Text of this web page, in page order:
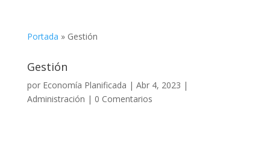
Portada » Gestión
Gestión
por Economía Planificada | Abr 4, 2023 |
Administración | 0 Comentarios